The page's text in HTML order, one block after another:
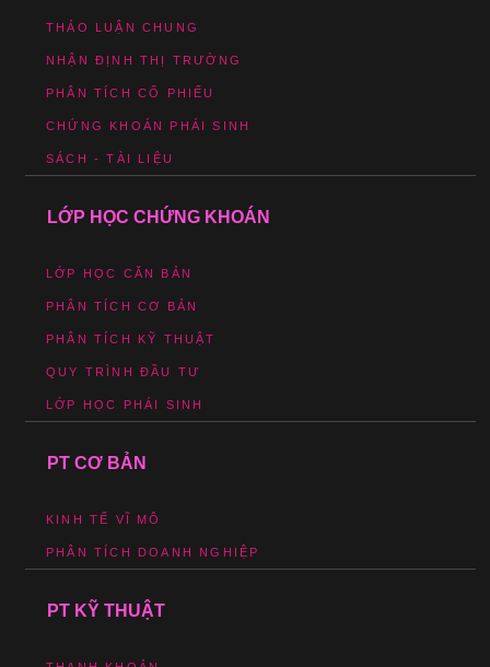
THẢO LUẬN CHUNG
NHẬN ĐỊNH THỊ TRƯỜNG
PHÂN TÍCH CỔ PHIẾU
CHỨNG KHOÁN PHÁI SINH
SÁCH - TÀI LIỆU
LỚP HỌC CHỨNG KHOÁN
LỚP HỌC CĂN BẢN
PHÂN TÍCH CƠ BẢN
PHÂN TÍCH KỸ THUẬT
QUY TRÌNH ĐẦU TƯ
LỚP HỌC PHÁI SINH
PT CƠ BẢN
KINH TẾ VĨ MÔ
PHÂN TÍCH DOANH NGHIỆP
PT KỸ THUẬT